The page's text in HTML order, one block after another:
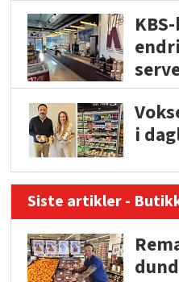
i
Siste artikler -